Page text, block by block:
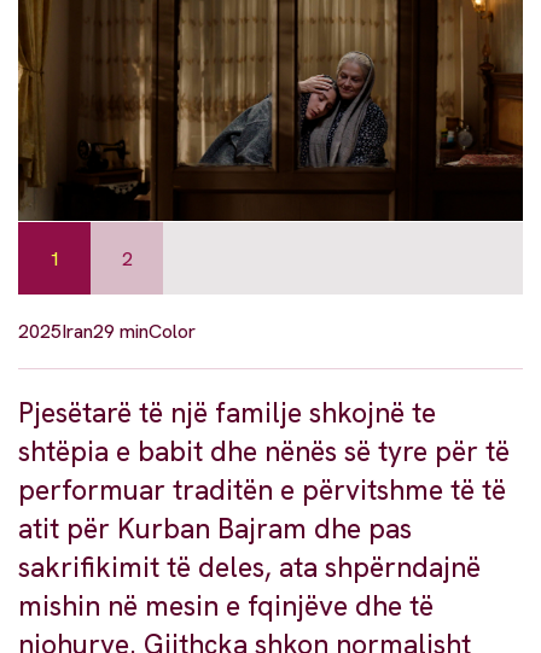
1 2
2025Iran29 minColor
Pjesëtarë të një familje shkojnë te
shtëpia e babit dhe nënës së tyre për të
performuar traditën e përvitshme të të
atit për Kurban Bajram dhe pas
sakrifikimit të deles, ata shpërndajnë
mishin në mesin e fqinjëve dhe të
njohurve. Gjithçka shkon normalisht